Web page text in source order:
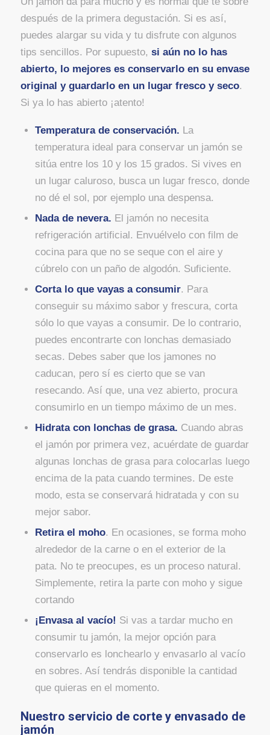
después de la primera degustación. Si es así,
puedes alargar su vida y tu disfrute con algunos
tips sencillos. Por supuesto, si aún no lo has
abierto, lo mejores es conservarlo en su envase
original y guardarlo en un lugar fresco y seco.
Si ya lo has abierto ¡atento!
Temperatura de conservación. La
temperatura ideal para conservar un jamón se
sitúa entre los 10 y los 15 grados. Si vives en
un lugar caluroso, busca un lugar fresco, donde
no dé el sol, por ejemplo una despensa.
Nada de nevera. El jamón no necesita
refrigeración artificial. Envuélvelo con film de
cocina para que no se seque con el aire y
cúbrelo con un paño de algodón. Suficiente.
Corta lo que vayas a consumir. Para
conseguir su máximo sabor y frescura, corta
sólo lo que vayas a consumir. De lo contrario,
puedes encontrarte con lonchas demasiado
secas. Debes saber que los jamones no
caducan, pero sí es cierto que se van
resecando. Así que, una vez abierto, procura
consumirlo en un tiempo máximo de un mes.
Hidrata con lonchas de grasa. Cuando abras
el jamón por primera vez, acuérdate de guardar
algunas lonchas de grasa para colocarlas luego
encima de la pata cuando termines. De este
modo, esta se conservará hidratada y con su
mejor sabor.
Retira el moho. En ocasiones, se forma moho
alrededor de la carne o en el exterior de la
pata. No te preocupes, es un proceso natural.
Simplemente, retira la parte con moho y sigue
cortando
¡Envasa al vacío! Si vas a tardar mucho en
consumir tu jamón, la mejor opción para
conservarlo es lonchearlo y envasarlo al vacío
en sobres. Así tendrás disponible la cantidad
que quieras en el momento.
Nuestro servicio de corte y envasado de
jamón